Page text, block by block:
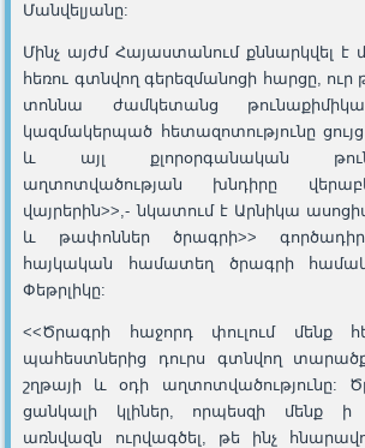
Մանվելյանը:
Մինչ այժմ Հայաստանում քննարկվել է
հեռու գտնվող գերեզմանոցի հարցը,
տոննա ժամկետանց
կազմակերպած հետազոտությունը
և այլ քլորօրգանական
աղտոտվածության խնդիրը
վայրերին>>,- նկատում է Արնիկա
և թափոններ ծրագրի>>
հայկական համատեղ ծրագրի
Փեթրլիկը:
<<Ծրագրի հաջորդ փուլում մենք
պահեստներից դուրս գտնվող
շղթայի և օդի աղտոտվածությունը:
ցանկալի կլիներ, որպեսզի մենք ի
առնվազն ուրվագծել, թե ինչ